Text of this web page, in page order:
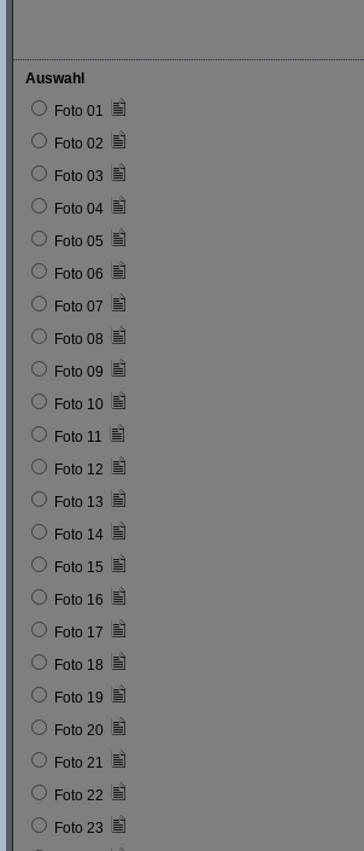
Auswahl
Foto 01
Foto 02
Foto 03
Foto 04
Foto 05
Foto 06
Foto 07
Foto 08
Foto 09
Foto 10
Foto 11
Foto 12
Foto 13
Foto 14
Foto 15
Foto 16
Foto 17
Foto 18
Foto 19
Foto 20
Foto 21
Foto 22
Foto 23